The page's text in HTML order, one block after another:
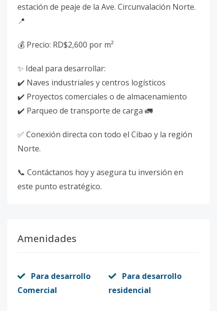
estación de peaje de la Ave. Circunvalación Norte.
📍
💰 Precio: RD$2,600 por m²
✨ Ideal para desarrollar:
✔️ Naves industriales y centros logísticos
✔️ Proyectos comerciales o de almacenamiento
✔️ Parqueo de transporte de carga 🚛
✅ Conexión directa con todo el Cibao y la región
Norte.
📞 Contáctanos hoy y asegura tu inversión en
este punto estratégico.
Amenidades
Para desarrollo
Comercial
Para desarrollo
residencial